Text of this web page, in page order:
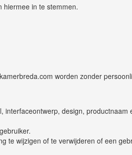
hiermee in te stemmen.
worden zonder
interfaceontwerp, design, productnaam
te wijzigen of te verwijderen of een